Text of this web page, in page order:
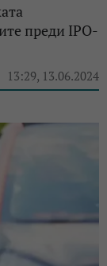
преди IPO-
13:29, 13.06.2024